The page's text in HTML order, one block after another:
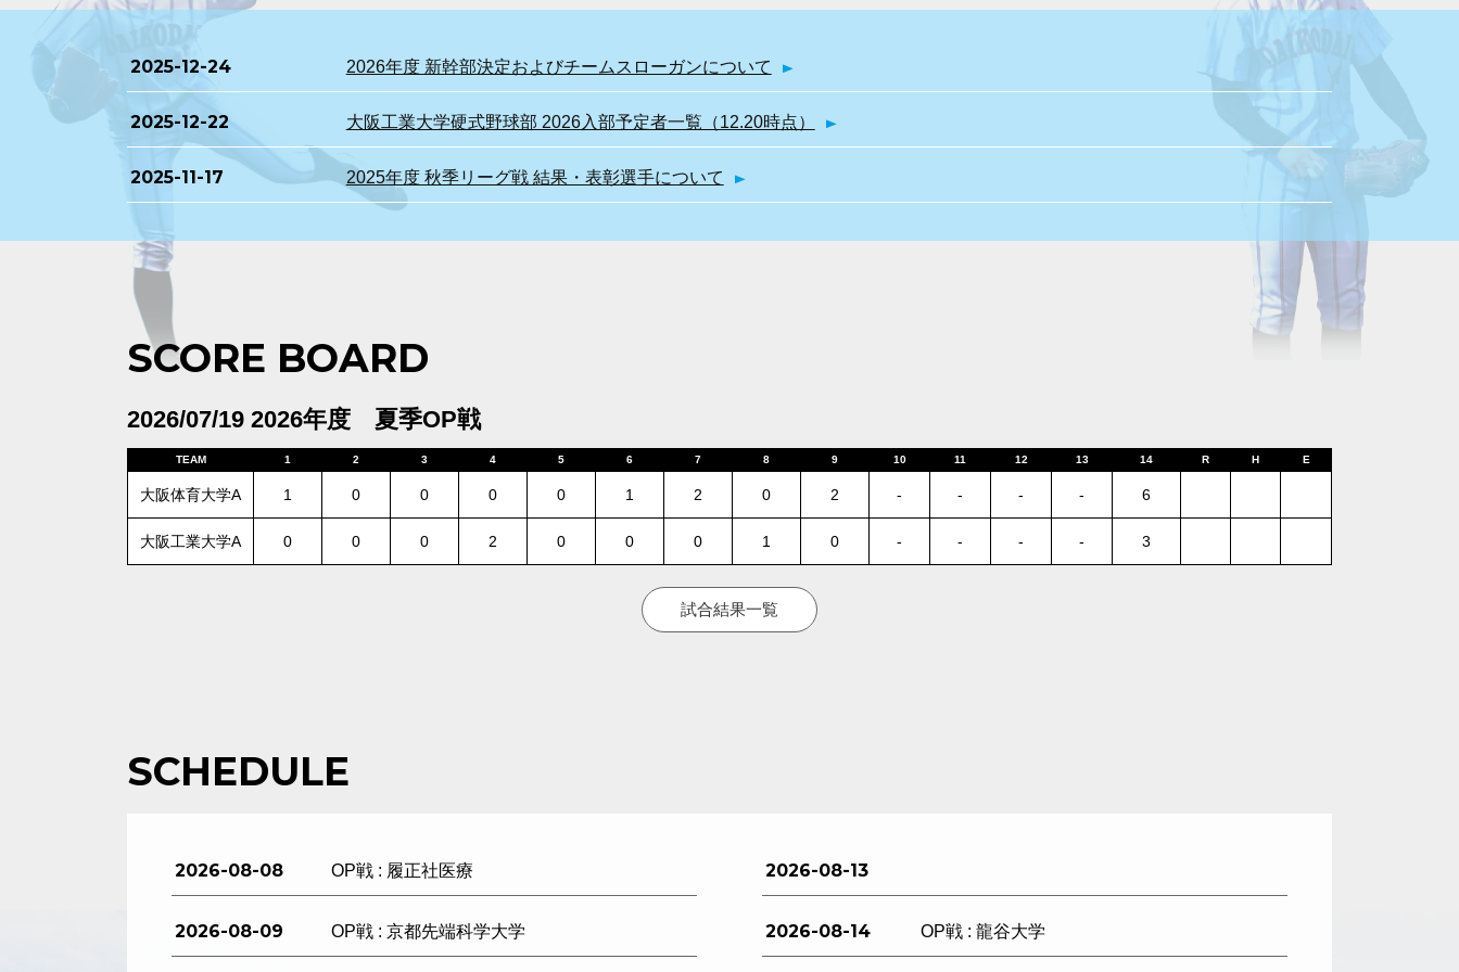
2025-12-24 2026年度 新幹部決定およびチームスローガンについて
2025-12-22 大阪工業大学硬式野球部 2026入部予定者一覧（12.20時点）
2025-11-17 2025年度 秋季リーグ戦 結果・表彰選手について
SCORE BOARD
2026/07/19 2026年度 夏季OP戦
TEAM 1 2 3 4 5 6 7 8 9 10 11 12 13 14 R H E
大阪体育大学A 1 0 0 0 0 1 2 0 2 - - - - 6
大阪工業大学A 0 0 0 2 0 0 0 1 0 - - - - 3
試合結果一覧
SCHEDULE
2026-08-08 OP戦 : 履正社医療
2026-08-09 OP戦 : 京都先端科学大学
2026-08-13
2026-08-14 OP戦 : 龍谷大学